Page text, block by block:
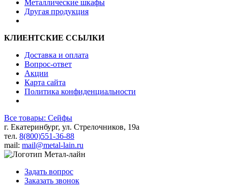
Металлические шкафы
Другая продукция
КЛИЕНТСКИЕ ССЫЛКИ
Доставка и оплата
Вопрос-ответ
Акции
Карта сайта
Политика конфиденциальности
Все товары: Сейфы
г. Екатеринбург, ул. Стрелочников, 19а
тел. 8(800)551-36-88
mail: mail@metal-lain.ru
Задать вопрос
Заказать звонок